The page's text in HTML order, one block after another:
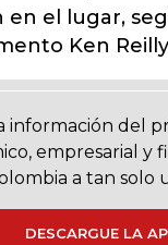
en el lugar,
Ken
información del
empresarial y
a tan solo
DESCARGUE LA